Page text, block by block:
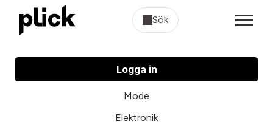
Sök
Logga in
Mode
Elektronik